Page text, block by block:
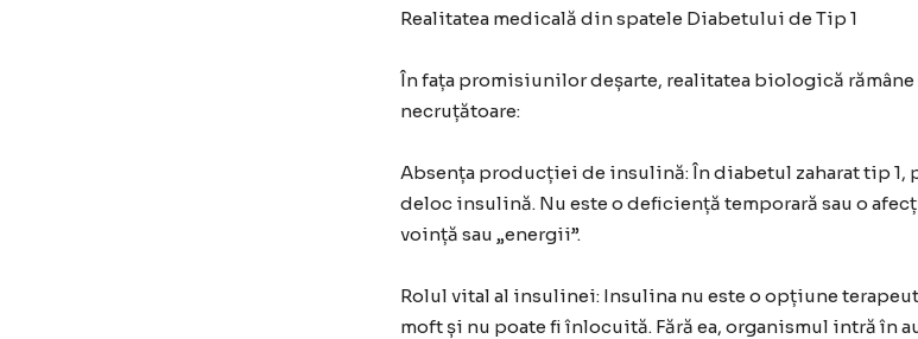
Realitatea medicală din spatele Diabetului de Tip 1
În fața promisiunilor deșarte, realitatea biologică
necruțătoare:
Absența producției de insulină: În diabetul zaharat tip 1,
deloc insulină. Nu este o deficiență temporară sau o
voință sau „energii”.
Rolul vital al insulinei: Insulina nu este o opțiune
moft și nu poate fi înlocuită. Fără ea, organismul intră în